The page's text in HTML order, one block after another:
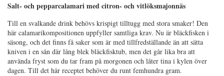
Salt- och pepparcalamari med citron- och vitlöksmajonnäs
Till en svalkande drink behövs krispigt tilltugg med stora smaker! Den
här calamarikompositionen uppfyller samtliga krav. Nu är bläckfisken i
säsong, och det finns få saker som är med tillfredställande än att sätta
kniven i en sån där lång blek bläckfisktub, men det går lika bra att
använda fryst som du tar fram på morgonen och låter tina i kylen över
dagen. Till det här receptet behöver du runt femhundra gram.